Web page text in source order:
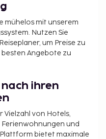
mühelos mit unserem
Nutzen Sie
um Preise zu
Angebote zu
nach ihren
Vielzahl von Hotels,
und
bietet maximale